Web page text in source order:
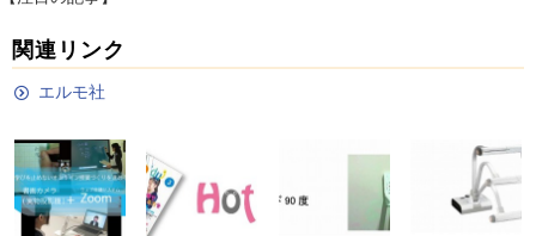
関連リンク
エルモ社